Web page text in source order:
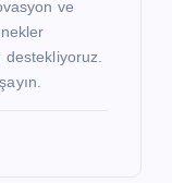
ve
destekliyoruz.